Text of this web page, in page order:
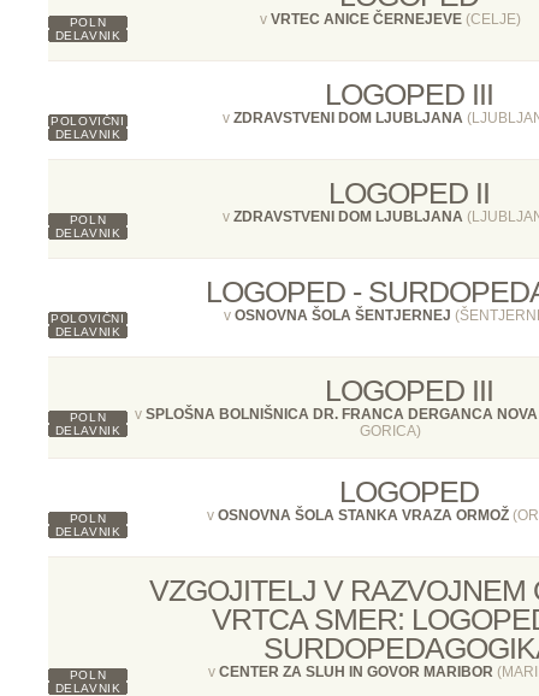
POLN
DELAVNIK
v VRTEC ANICE ČERNEJEVE (CELJE)
LOGOPED III
POLOVIČNI
DELAVNIK
v ZDRAVSTVENI DOM LJUBLJANA
LOGOPED II
POLN
DELAVNIK
v ZDRAVSTVENI DOM LJUBLJANA
LOGOPED -
POLOVIČNI
DELAVNIK
v OSNOVNA ŠOLA ŠENTJERNEJ
LOGOPED III
POLN
DELAVNIK
v SPLOŠNA BOLNIŠNICA DR. FRANCA DERGANCA
GORICA)
LOGOPED
POLN
DELAVNIK
v OSNOVNA ŠOLA STANKA VRAZA ORMOŽ
VZGOJITELJ V RAZVOJNEM
VRTCA SMER:
POLN
DELAVNIK
v CENTER ZA SLUH IN GOVOR MARIBOR